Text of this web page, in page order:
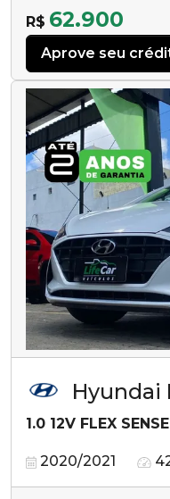
R$ 62.900
Aprove seu
Hyundai
1.0 12V FLEX
2020/2021